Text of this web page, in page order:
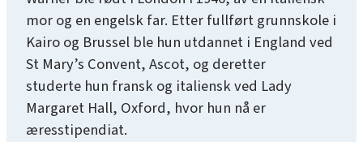
mor og en engelsk far. Etter fullført grunnskole i
Kairo og Brussel ble hun utdannet i England ved
St Mary’s Convent, Ascot, og deretter
studerte hun fransk og italiensk ved Lady
Margaret Hall, Oxford, hvor hun nå er
æresstipendiat.